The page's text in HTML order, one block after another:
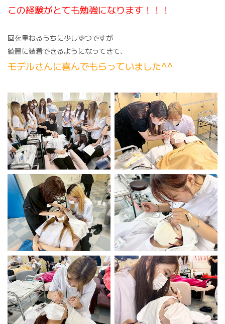
この経験がとても勉強になります！！！
回を重ねるうちに少しずつですが
綺麗に装着できるようになってきて、
モデルさんに喜んでもらっていました^^